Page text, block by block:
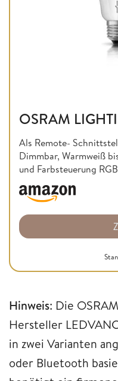
OSRAM
Als Remote-
Dimmbar, Warmweiß
und Farbsteuerung RGB
Hinweis: Die
Hersteller
in zwei Varianten
oder Bluetooth